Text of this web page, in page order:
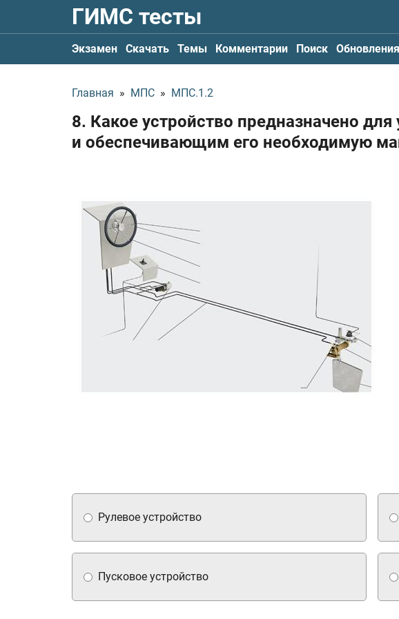
ГИМС тесты
Экзамен Скачать Темы Комментарии Поиск Обновления
Главная » МПС » МПС.1.2
8. Какое устройство предназначено
и обеспечивающим его необходимую
Рулевое устройство
Пусковое устройство